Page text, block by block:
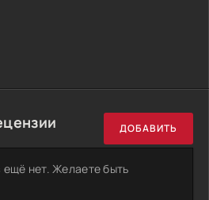
ДОБАВИТЬ
нет. Желаете быть